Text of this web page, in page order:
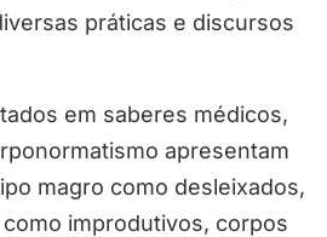
práticas e discursos
em saberes médicos,
apresentam
magro como desleixados,
improdutivos, corpos